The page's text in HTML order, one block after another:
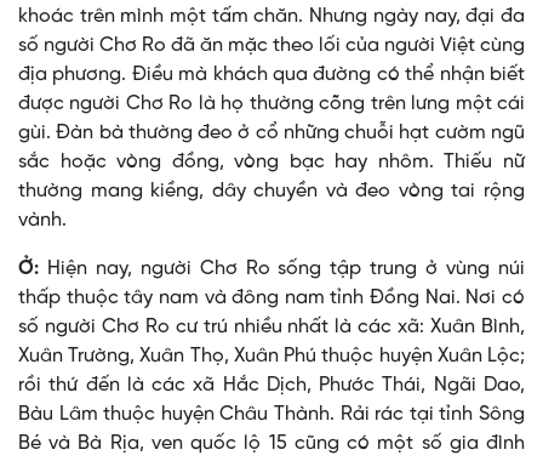
khoác trên mình một tấm chăn. Nhưng ngày nay, đại đa
số người Chơ Ro đã ăn mặc theo lối của người Việt cùng
địa phương. Ðiều mà khách qua đường có thể nhận biết
được người Chơ Ro là họ thường cõng trên lưng một cái
gùi. Ðàn bà thường đeo ở cổ những chuỗi hạt cườm ngũ
sắc hoặc vòng đồng, vòng bạc hay nhôm. Thiếu nữ
thường mang kiềng, dây chuyền và đeo vòng tai rộng
vành.
Ở: Hiện nay, người Chơ Ro sống tập trung ở vùng núi
thấp thuộc tây nam và đông nam tỉnh Ðồng Nai. Nơi có
số người Chơ Ro cư trú nhiều nhất là các xã: Xuân Bình,
Xuân Trường, Xuân Thọ, Xuân Phú thuộc huyện Xuân Lộc;
rồi thứ đến là các xã Hắc Dịch, Phước Thái, Ngãi Dao,
Bàu Lâm thuộc huyện Châu Thành. Rải rác tại tỉnh Sông
Bé và Bà Rịa, ven quốc lộ 15 cũng có một số gia đình